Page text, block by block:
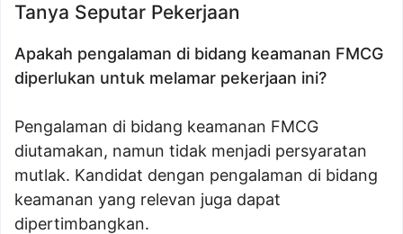
Tanya Seputar Pekerjaan
Apakah pengalaman di bidang keamanan FMCG
diperlukan untuk melamar pekerjaan ini?
Pengalaman di bidang keamanan FMCG
diutamakan, namun tidak menjadi persyaratan
mutlak. Kandidat dengan pengalaman di bidang
keamanan yang relevan juga dapat
dipertimbangkan.